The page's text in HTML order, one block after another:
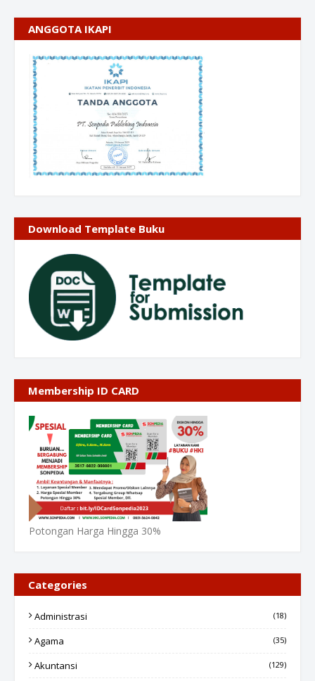
ANGGOTA IKAPI
Download Template Buku
Membership ID CARD
Potongan Harga Hingga 30%
Categories
Administrasi (18)
Agama (35)
Akuntansi (129)